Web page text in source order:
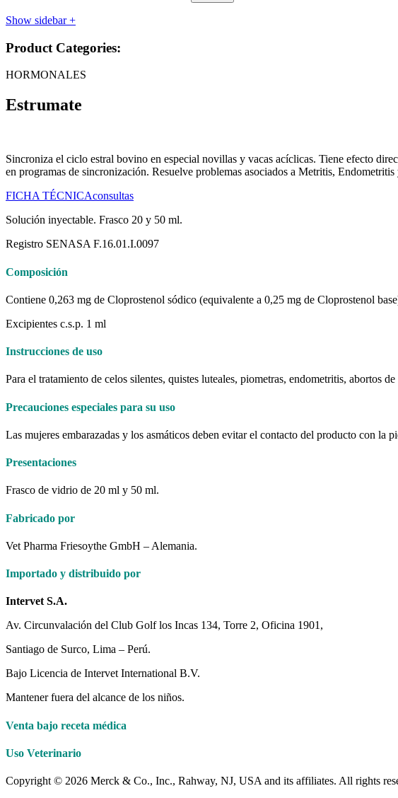
Show sidebar+
Product Categories:
HORMONALES
Estrumate
Sincroniza el ciclo estral bovino en especial novillas y vacas acíclicas. Tiene efecto
en programas de sincronización. Resuelve problemas asociados a Metritis, Endometritis
FICHA TÉCNICAconsultas
Solución inyectable. Frasco 20 y 50 ml.
Registro SENASA F.16.01.I.0097
Composición
Contiene 0,263 mg de Cloprostenol sódico (equivalente a 0,25 mg de Cloprostenol
Excipientes c.s.p. 1 ml
Instrucciones de uso
Para el tratamiento de celos silentes, quistes luteales, piometras, endometritis, abortos
Precauciones especiales para su uso
Las mujeres embarazadas y los asmáticos deben evitar el contacto del producto con la
Presentaciones
Frasco de vidrio de 20 ml y 50 ml.
Fabricado por
Vet Pharma Friesoythe GmbH – Alemania.
Importado y distribuido por
Intervet S.A.
Av. Circunvalación del Club Golf los Incas 134, Torre 2, Oficina 1901,
Santiago de Surco, Lima – Perú.
Bajo Licencia de Intervet International B.V.
Mantener fuera del alcance de los niños.
Venta bajo receta médica
Uso Veterinario
Copyright © 2026 Merck & Co., Inc., Rahway, NJ, USA and its affiliates. All rights